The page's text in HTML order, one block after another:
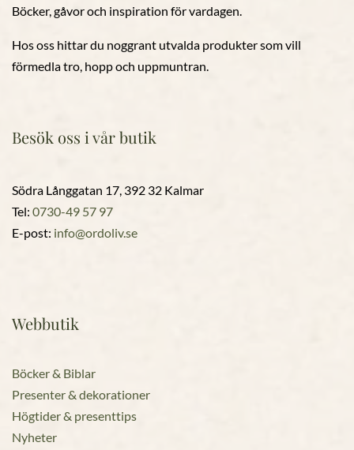
Böcker, gåvor och inspiration för vardagen.
Hos oss hittar du noggrant utvalda produkter som vill
förmedla tro, hopp och uppmuntran.
Besök oss i vår butik
Södra Långgatan 17, 392 32 Kalmar
Tel: 0730-49 57 97
E-post: info@ordoliv.se
Webbutik
Böcker & Biblar
Presenter & dekorationer
Högtider & presenttips
Nyheter